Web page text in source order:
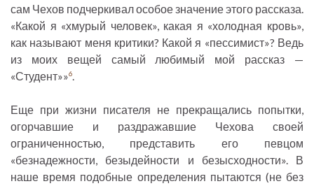
сам Чехов подчеркивал особое значение этого рассказа.
«Какой я «хмурый человек», какая я «холодная кровь»,
как называют меня критики? Какой я «пессимист»? Ведь
из моих вещей самый любимый мой рассказ —
«Студент»»6.
Еще при жизни писателя не прекращались попытки,
огорчавшие и раздражавшие Чехова своей
ограниченностью, представить его певцом
«безнадежности, безыдейности и безысходности». В
наше время подобные определения пытаются (не без